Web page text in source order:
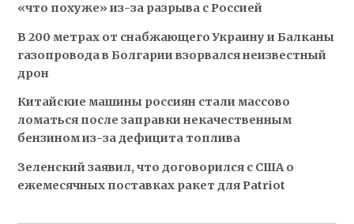
«что похуже» из-за разрыва с Россией
В 200 метрах от снабжающего Украину и Балканы
газопровода в Болгарии взорвался неизвестный
дрон
Китайские машины россиян стали массово
ломаться после заправки некачественным
бензином из-за дефицита топлива
Зеленский заявил, что договорился с США о
ежемесячных поставках ракет для Patriot